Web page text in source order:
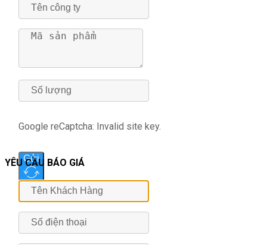
Google reCaptcha: Invalid site key.
Gửi
YÊU CẦU BÁO GIÁ